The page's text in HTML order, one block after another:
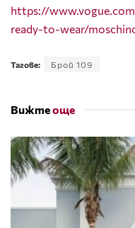
https://
ready-to-wear/
Тагове: Брой 109
Вижтеоще